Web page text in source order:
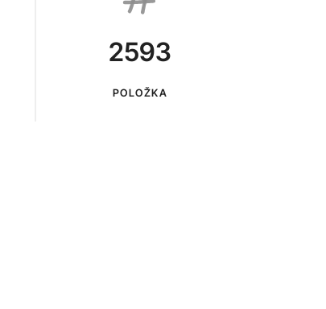
2593
POLOŽKA